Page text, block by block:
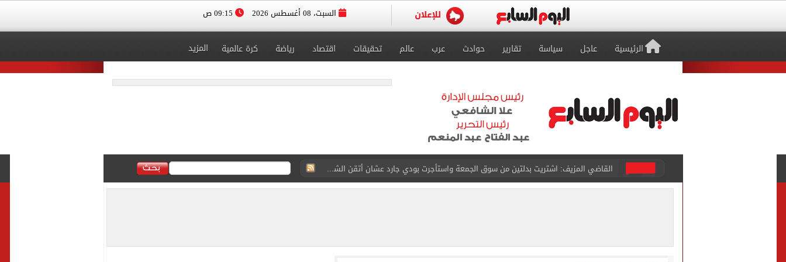
السبت، 08 أغسطس 2026
الرئيسية عاجل سياسة تقارير حوادث عرب عالم تحقيقات اقتصاد رياضة كرة عالمية المزيد
برشلونة يطرح تذاكر مواجهة الأهلي على كأس خوان جامبر
طرابزون سبور ينفي الحجز على مستحقات محمد صلاح
الأهلي ينهي مرانه الأول فى معسكر إسبانيا.. جلسة عموتة وفقرة بدنية.. صور